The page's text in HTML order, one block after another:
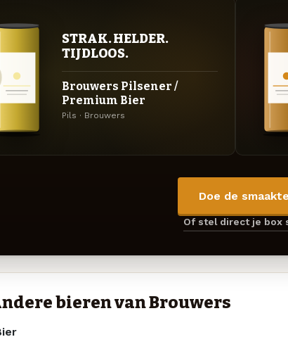
STRAK. HELDER.
TIJDLOOS.
Brouwers Pilsener /
Premium Bier
Pils · Brouwers
Doe de
Of stel direct je box
bieren van Brouwers